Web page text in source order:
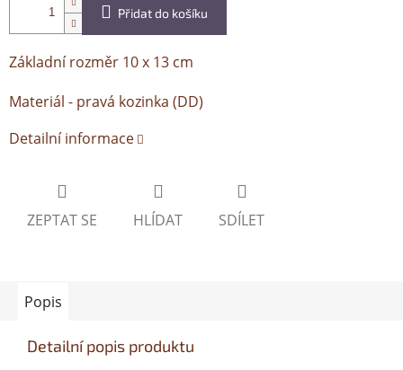
Přidat do košíku
Základní rozměr 10 x 13 cm
Materiál - pravá kozinka (DD)
Detailní informace
ZEPTAT SE HLÍDAT SDÍLET
Popis
Detailní popis produktu